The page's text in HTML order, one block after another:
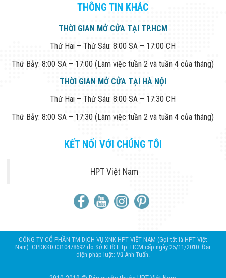
THÔNG TIN KHÁC
THỜI GIAN MỞ CỬA TẠI TP.HCM
Thứ Hai – Thứ Sáu: 8:00 SA – 17:00 CH
Thứ Bảy: 8:00 SA – 17:00 (Làm việc tuần 2 và tuần 4 của tháng)
THỜI GIAN MỞ CỬA TẠI HÀ NỘI
Thứ Hai – Thứ Sáu: 8:00 SA – 17:30 CH
Thứ Bảy: 8:00 SA – 17:30 (Làm việc tuần 2 và tuần 4 của tháng)
KẾT NỐI VỚI CHÚNG TÔI
HPT Việt Nam
CÔNG TY CỔ PHẦN TM DỊCH VỤ XNK HPT VIỆT NAM (Gọi tắt là HPT Việt
Nam). GPDKKD 0310478692 do Sở KHĐT Tp. HCM cấp ngày 25/11/2010. Đại
diện pháp luật: Vũ Anh Tuấn.